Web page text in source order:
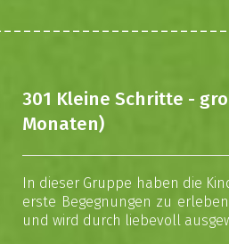
301 Kleine Schritte -
Monaten)
In dieser Gruppe haben die
erste Begegnungen zu
und wird durch liebevoll